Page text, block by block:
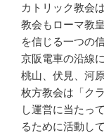
カトリック教会
教会もローマ教
を信じる一つの
京阪電車の沿線
桃山、伏見、河
枚方教会は「ク
し運営に当たっ
るために活動し